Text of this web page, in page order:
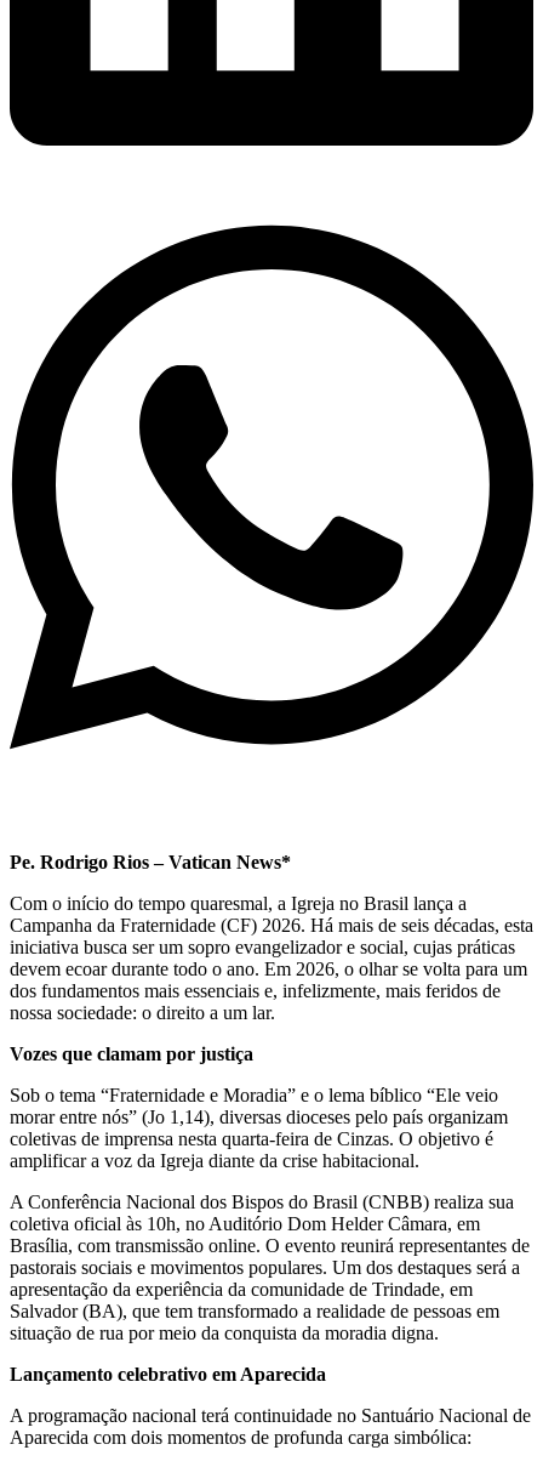
Pe. Rodrigo Rios – Vatican News*
Com o início do tempo quaresmal, a Igreja no Brasil lança a
Campanha da Fraternidade (CF) 2026. Há mais de seis décadas, esta
iniciativa busca ser um sopro evangelizador e social, cujas práticas
devem ecoar durante todo o ano. Em 2026, o olhar se volta para um
dos fundamentos mais essenciais e, infelizmente, mais feridos de
nossa sociedade: o direito a um lar.
Vozes que clamam por justiça
Sob o tema “Fraternidade e Moradia” e o lema bíblico “Ele veio
morar entre nós” (Jo 1,14), diversas dioceses pelo país organizam
coletivas de imprensa nesta quarta-feira de Cinzas. O objetivo é
amplificar a voz da Igreja diante da crise habitacional.
A Conferência Nacional dos Bispos do Brasil (CNBB) realiza sua
coletiva oficial às 10h, no Auditório Dom Helder Câmara, em
Brasília, com transmissão online. O evento reunirá representantes de
pastorais sociais e movimentos populares. Um dos destaques será a
apresentação da experiência da comunidade de Trindade, em
Salvador (BA), que tem transformado a realidade de pessoas em
situação de rua por meio da conquista da moradia digna.
Lançamento celebrativo em Aparecida
A programação nacional terá continuidade no Santuário Nacional de
Aparecida com dois momentos de profunda carga simbólica: